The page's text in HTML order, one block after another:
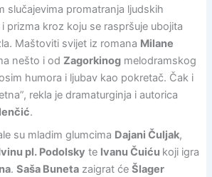
slučajevima promatranja ljudskih
prizma kroz koju se raspršuje ubojita
Maštoviti svijet iz romana Milane
nešto i od Zagorkinogmelodramskog
humora i ljubav kao pokretač. Čak i
rekla je dramaturginja i autorica
.
su mladim glumcima Dajani Čuljak,
pl. Podolsky te Ivanu Čuiću koji igra
. Saša Bunetazaigrat će Šlager